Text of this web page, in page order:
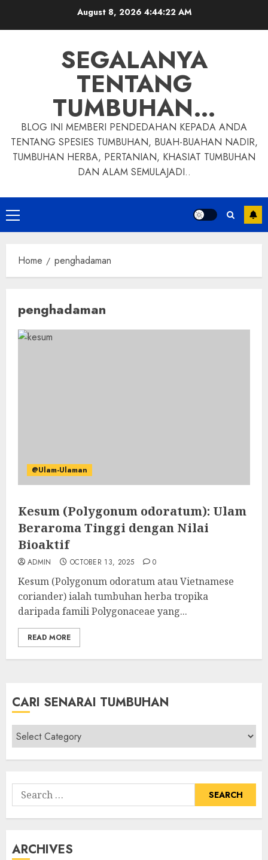
August 8, 2026 4:44:23 AM
SEGALANYA
TENTANG
TUMBUHAN…
BLOG INI MEMBERI PENDEDAHAN KEPADA ANDA
TENTANG SPESIES TUMBUHAN, BUAH-BUAHAN NADIR,
TUMBUHAN HERBA, PERTANIAN, KHASIAT TUMBUHAN
DAN ALAM SEMULAJADI..
Primary
Menu
Home penghadaman
penghadaman
@Ulam-Ulaman
Kesum (Polygonum odoratum): Ulam
Beraroma Tinggi dengan Nilai
Bioaktif
ADMIN OCTOBER 13, 2025 0
Kesum (Polygonum odoratum atau Vietnamese
coriander) ialah tumbuhan herba tropika
daripada famili Polygonaceae yang...
READ MORE
CARI SENARAI TUMBUHAN
Cari
Senarai
Tumbuhan
Search
for:
ARCHIVES